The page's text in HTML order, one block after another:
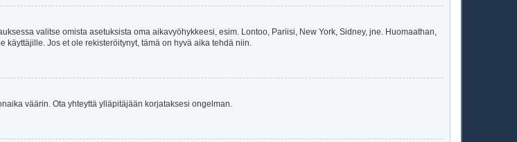
valitse omista asetuksista oma aikavyöhykkeesi, esim. Lontoo, Pariisi, New York, Sidney, jne. Huomaathan,
Jos et ole rekisteröitynyt, tämä on hyvä aika tehdä niin.
väärin. Ota yhteyttä ylläpitäjään korjataksesi ongelman.